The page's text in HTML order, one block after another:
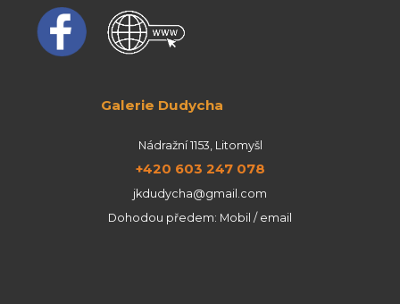
Galerie Dudycha
Nádražní 1153, Litomyšl
+420 603 247 078
jkdudycha@gmail.com
Dohodou předem: Mobil / email